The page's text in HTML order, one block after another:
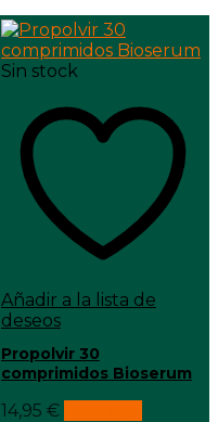
Sin stock
Añadir a la lista de
deseos
Propolvir 30
comprimidos Bioserum
14,95 €